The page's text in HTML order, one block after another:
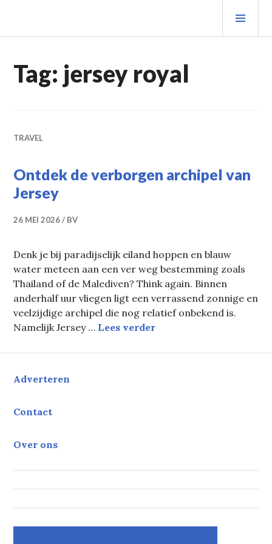
inhoud
Tag: jersey royal
TRAVEL
Ontdek de verborgen archipel van
Jersey
26 MEI 2026 BV
Denk je bij paradijselijk eiland hoppen en blauw
water meteen aan een ver weg bestemming zoals
Thailand of de Malediven? Think again. Binnen
anderhalf uur vliegen ligt een verrassend zonnige en
veelzijdige archipel die nog relatief onbekend is.
Namelijk Jersey … Lees verderOntdek de verborgen
Adverteren
Contact
Over ons